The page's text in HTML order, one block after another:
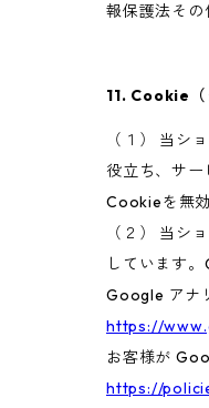
報保護法その
11. Cookie（
（１） 当シ
役立ち、サ
Cookieを無
（２） 当シ
しています
Google アナ
https://
お客様が
https://